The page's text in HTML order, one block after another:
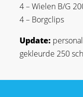
4 – Wielen B/G
4 – Borgclips
Update:
gekleurde 250